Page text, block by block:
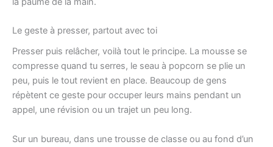
Le geste à presser, partout avec toi
Presser puis relâcher, voilà tout le principe. La mousse se
compresse quand tu serres, le seau à popcorn se plie un
peu, puis le tout revient en place. Beaucoup de gens
répètent ce geste pour occuper leurs mains pendant un
appel, une révision ou un trajet un peu long.
Sur un bureau, dans une trousse de classe ou au fond d’un